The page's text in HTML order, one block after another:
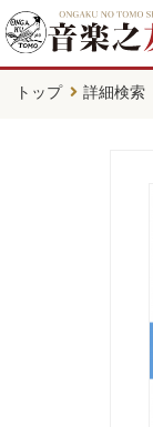
トップ 詳細検索